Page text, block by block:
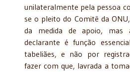
unilateralmente pela pessoa
se o pleito do Comitê da
da medida de apoio, mas
declarante é função
tabeliães, e não por
fazer com que, lavrada a